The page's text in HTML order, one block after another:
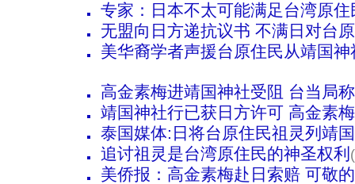
专家：日本不太可能满足台湾原
无盟向日方递抗议书 不满日对台
美华裔学者声援台原住民从靖国
高金素梅进靖国神社受阻 台当局
靖国神社行已获日方许可 高金素
泰国媒体:日将台原住民祖灵列靖
追讨祖灵是台湾原住民的神圣权利
美侨报：高金素梅赴日索赔 可敬